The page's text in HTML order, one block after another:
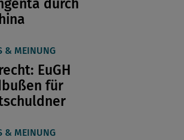
durch
& MEINUNG
EuGH
für
& MEINUNG